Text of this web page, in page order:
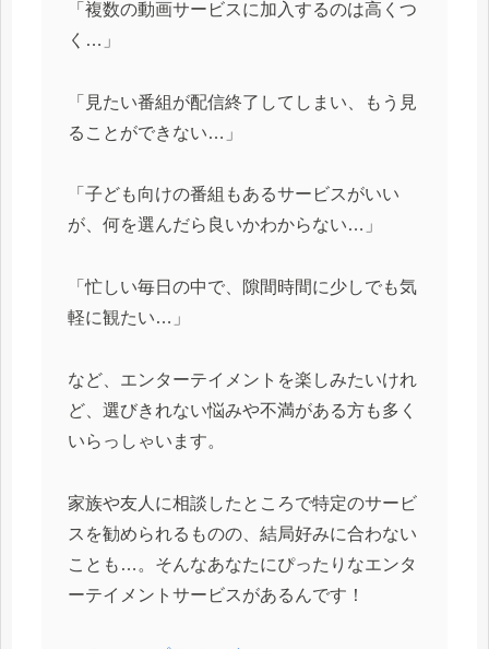
「複数の動画サービスに加入するのは高くつ
く…」
「見たい番組が配信終了してしまい、もう見
ることができない…」
「子ども向けの番組もあるサービスがいい
が、何を選んだら良いかわからない…」
「忙しい毎日の中で、隙間時間に少しでも気
軽に観たい…」
など、エンターテイメントを楽しみたいけれ
ど、選びきれない悩みや不満がある方も多く
いらっしゃいます。
家族や友人に相談したところで特定のサービ
スを勧められるものの、結局好みに合わない
ことも…。そんなあなたにぴったりなエンタ
ーテイメントサービスがあるんです！